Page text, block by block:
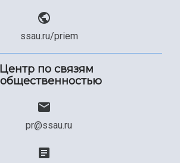
ssau.ru/priem
Центр по связям
pr@ssau.ru